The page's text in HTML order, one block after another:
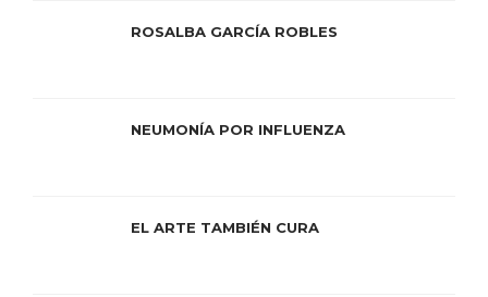
ROSALBA GARCÍA ROBLES
NEUMONÍA POR INFLUENZA
EL ARTE TAMBIÉN CURA